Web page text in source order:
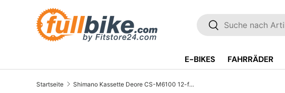
Direkt zum Inhalt SUCHEN
Suchen
E-BIKES FAHRRÄDER
Startseite Shimano Kassette Deore CS-M6100 12-fach 10-51T.